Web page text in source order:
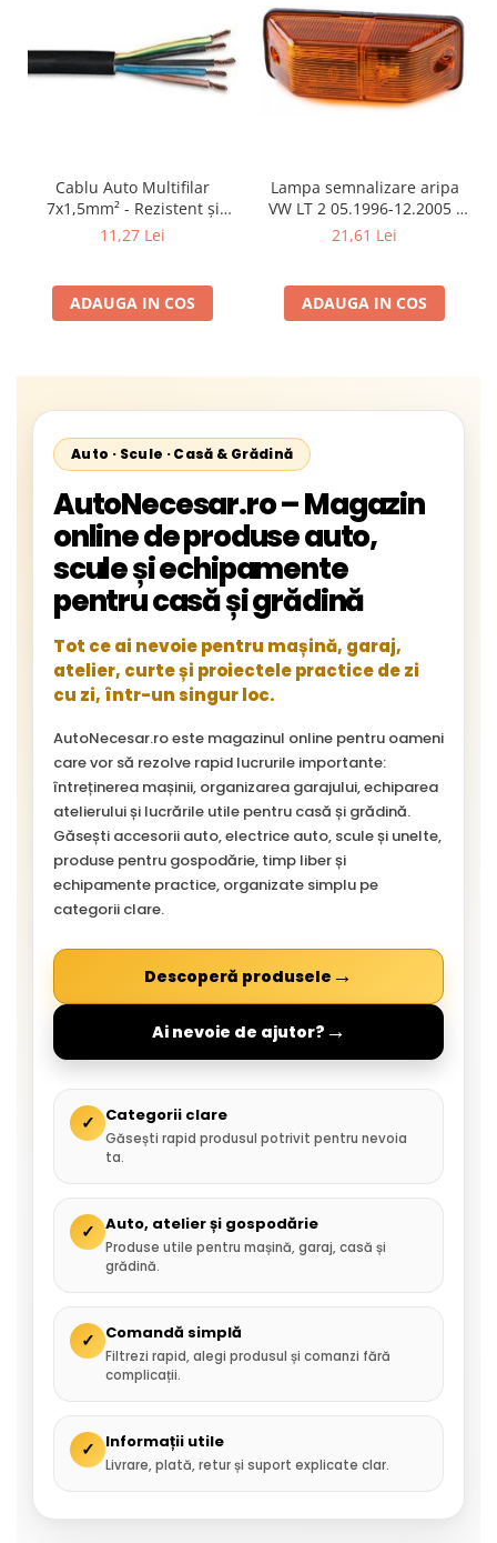
Cablu Auto Multifilar
7x1,5mm² - Rezistent și
Flexibil pentru Remorci 12V-
11,27 Lei
ADAUGA IN COS
Lampa semnalizare aripa
VW LT 2 05.1996-12.2005 ;
Mercedes Sprinter 1995-
Neoplan Euroliner,
Starliner,Centroliner,
21,61 Lei
ADAUGA IN COS
Auto · Scule · Casă & Grădină
AutoNecesar.ro – Magazin
online de produse auto,
scule și echipamente
pentru casă și grădină
Tot ce ai nevoie pentru mașină, garaj,
atelier, curte și proiectele practice de zi
cu zi, într-un singur loc.
AutoNecesar.ro este magazinul online pentru oameni
care vor să rezolve rapid lucrurile importante:
întreținerea mașinii, organizarea garajului, echiparea
atelierului și lucrările utile pentru casă și grădină.
Găsești accesorii auto, electrice auto, scule și unelte,
produse pentru gospodărie, timp liber și
echipamente practice, organizate simplu pe
categorii clare.
Descoperă produsele →
Ai nevoie de ajutor? →
✓ Categorii clare
Găsești rapid produsul potrivit pentru nevoia
ta.
✓ Auto, atelier și gospodărie
Produse utile pentru mașină, garaj, casă și
grădină.
✓ Comandă simplă
Filtrezi rapid, alegi produsul și comanzi fără
complicații.
✓ Informații utile
Livrare, plată, retur și suport explicate clar.